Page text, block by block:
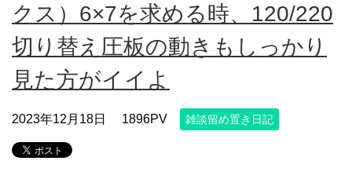
クス）6×7を求める時、120/220
切り替え圧板の動きもしっかり
見た方がイイよ
2023年12月18日 1896PV 雑談留め置き日記